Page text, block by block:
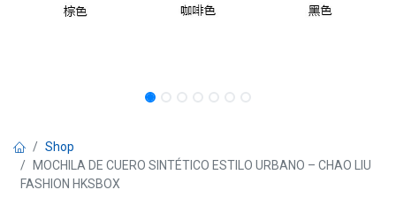
Shop
MOCHILA DE CUERO SINTÉTICO ESTILO URBANO – CHAO LIU
FASHION HKSBOX